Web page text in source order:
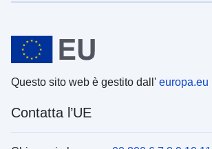
Questo sito web è gestito dall' europa.eu
Contatta l’UE